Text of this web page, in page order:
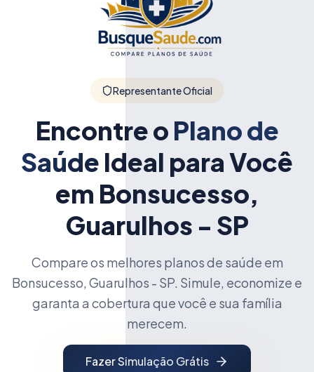
Representante Oficial
Encontre o Plano de
Saúde Ideal para Você
em Bonsucesso,
Guarulhos - SP
Compare os melhores planos de saúde em
Bonsucesso, Guarulhos - SP. Simule, economize e
garanta a cobertura que você e sua família
merecem.
Fazer Simulação Grátis